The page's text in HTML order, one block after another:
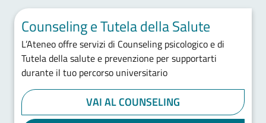
Counseling e Tutela della Salute
L’Ateneo offre servizi di Counseling psicologico e di
Tutela della salute e prevenzione per supportarti
durante il tuo percorso universitario
VAI AL COUNSELING